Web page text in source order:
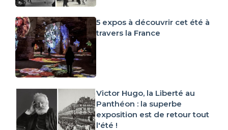
5 expos à découvrir cet été à
travers la France
Victor Hugo, la Liberté au
Panthéon : la superbe
exposition est de retour tout
l'été !